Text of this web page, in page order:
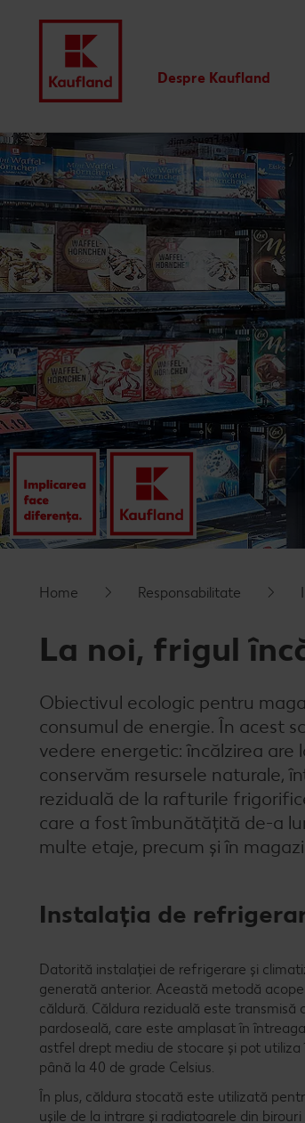
Despre Kaufland
Istoric
Rapoarte financiare
Branduri proprii Kaufland
Home Responsabilitate
La noi, frigul
Obiectivul ecologic pentru
consumul de energie. În acest
vedere energetic: încălzirea
conservăm resursele naturale,
reziduală de la rafturile
care a fost îmbunătățită de-a
multe etaje, precum și în
Instalaţia de
Datorită instalaţiei de refrigerare şi
generată anterior. Această metodă
căldură. Căldura reziduală este
pardoseală, care este amplasat în
astfel drept mediu de stocare și pot
până la 40 de grade Celsius.
În plus, căldura stocată este utilizată
ușile de la intrare și radiatoarele din